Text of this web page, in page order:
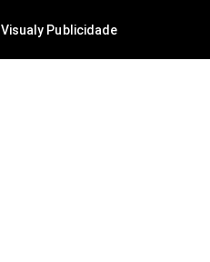
Visualy Publicidade